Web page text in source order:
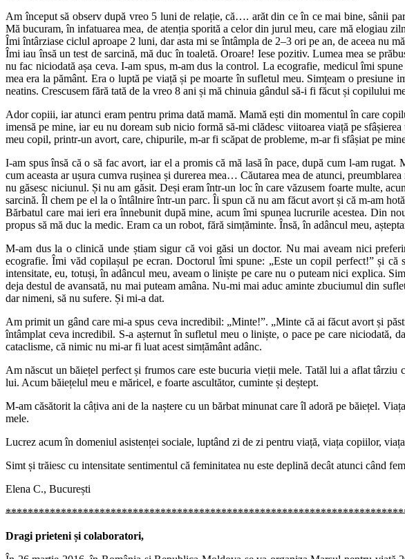
Am început să observ după vreo 5 luni de relație, că…. arăt din ce în ce mai bine, sânii
Mă bucuram, în infatuarea mea, de atenția sporită a celor din jurul meu, care mă elogiau
Îmi întârziase ciclul aproape 2 luni, dar asta mi se întâmpla de 2–3 ori pe an, de aceea nu
Îmi iau însă un test de sarcină, mă duc în toaletă. Oroare! Iese pozitiv. Lumea mea se
nu fac niciodată așa ceva. I-am spus, m-am dus la control. La ecografie, medicul îmi
mea era la pământ. Era o luptă pe viață și pe moarte în sufletul meu. Simțeam o
neatins. Crescusem fără tată de la vreo 8 ani și mă chinuia gândul să-i fi făcut și copilului
Ador copiii, iar atunci eram pentru prima dată mamă. Mamă ești din momentul în care
imensă pe mine, iar eu nu doream sub nicio formă să-mi clădesc viitoarea viață pe
meu copil, printr-un avort, care, chipurile, m-ar fi scăpat de probleme, m-ar fi sfâșiat pe
I-am spus însă că o să fac avort, iar el a promis că mă lasă în pace, după cum l-am
cum aceasta ar ușura cumva rușinea și durerea mea… Căutarea mea de atunci,
nu găsesc niciunul. Și nu am găsit. Deși eram într-un loc în care văzusem foarte multe,
sarcină. Îl chem pe el la o întâlnire într-un parc. Îi spun că nu am făcut avort și că m-am
Bărbatul care mai ieri era înnebunit după mine, acum îmi spunea lucrurile acestea. Din
propus să mă duc la medic. Eram ca un robot, fără simțăminte. Însă, în adâncul meu,
M-am dus la o clinică unde știam sigur că voi găsi un doctor. Nu mai aveam nici
ecografie. Îmi văd copilașul pe ecran. Doctorul îmi spune: „Este un copil perfect!” și
intensitate, eu, totuși, în adâncul meu, aveam o liniște pe care nu o puteam nici explica.
deja destul de avansată, nu mai puteam amâna. Nu-mi mai aduc aminte zbuciumul din
dar nimeni, să nu sufere. Și mi-a dat.
Am primit un gând care mi-a spus ceva incredibil: „Minte!”. „Minte că ai făcut avort și
întâmplat ceva incredibil. S-a așternut în sufletul meu o liniște, o pace pe care niciodată,
cataclisme, că nimic nu mi-ar fi luat acest simțământ adânc.
Am născut un băiețel perfect și frumos care este bucuria vieții mele. Tatăl lui a aflat târziu
lui. Acum băiețelul meu e măricel, e foarte ascultător, cuminte și deștept.
M-am căsătorit la câțiva ani de la naștere cu un bărbat minunat care îl adoră pe băiețel.
mele.
Lucrez acum în domeniul asistenței sociale, luptând zi de zi pentru viață, viața copiilor,
Simt și trăiesc cu intensitate sentimentul că feminitatea nu este deplină decât atunci când
Elena C., București
Dragi prieteni și colaboratori,